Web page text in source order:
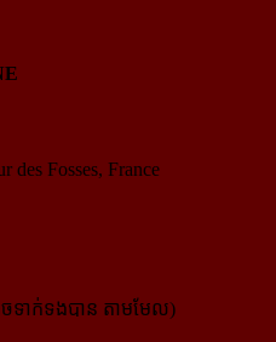
des Fosses, France
ទាក់ទងបាន តាមមែល)